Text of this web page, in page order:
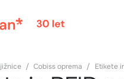
/ Cobiss oprema / Etikete